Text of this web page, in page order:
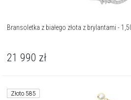
Bransoletka z białego złota z brylantami -
21 990 zł
Złoto 585